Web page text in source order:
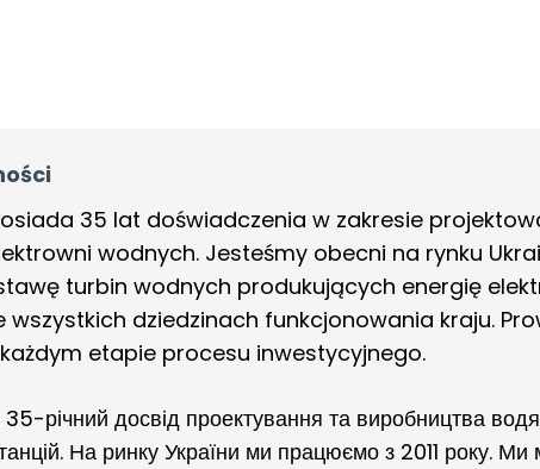
35 lat doświadczenia w zakresie
wodnych. Jesteśmy obecni na rynku
turbin wodnych produkujących energię
wszystkich dziedzinach funkcjonowania kraju.
etapie procesu inwestycyjnego.
річний досвід проектування та виробництва
На ринку України ми працюємо з 2011 року.